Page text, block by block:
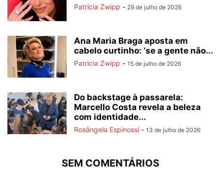
Patricia Zwipp - 29 de julho de 2026
Ana Maria Braga aposta em
cabelo curtinho: ‘se a gente não...
Patricia Zwipp - 15 de julho de 2026
Do backstage à passarela:
Marcello Costa revela a beleza
com identidade...
Rosângela Espinossi - 13 de julho de 2026
SEM COMENTÁRIOS